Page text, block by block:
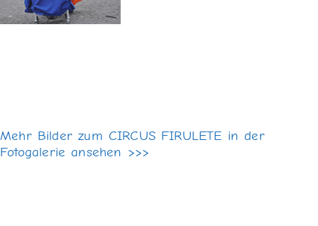
Mehr Bilder zum CIRCUS FIRULETE in der
Fotogalerie ansehen >>>